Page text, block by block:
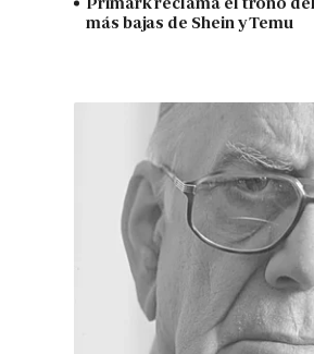
más bajas de Shein y Temu